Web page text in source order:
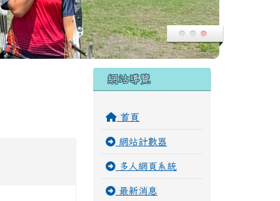
右邊區域內容
網站導覽
首頁
網站計數器
多人網頁系統
最新消息